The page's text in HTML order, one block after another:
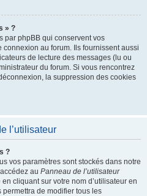
» ?
par phpBB qui conservent vos
connexion au forum. Ils fournissent aussi
de lecture des messages (lu ou
du forum. Si vous rencontrez
la suppression des cookies
l’utilisateur
?
vos paramètres sont stockés dans notre
au Panneau de l’utilisateur
cliquant sur votre nom d’utilisateur en
permettra de modifier tous les